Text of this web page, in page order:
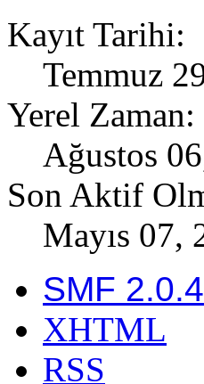
Kayıt Tarihi:
Temmuz
Yerel Zaman:
Ağustos
Son Aktif
Mayıs 07,
SMF 2.0.4
XHTML
RSS